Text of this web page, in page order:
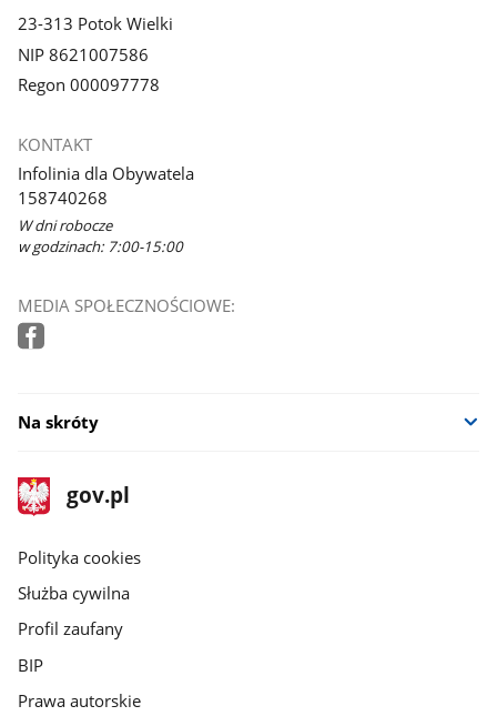
23-313 Potok Wielki
NIP 8621007586
Regon 000097778
KONTAKT
Infolinia dla Obywatela
158740268
W dni robocze
w godzinach: 7:00-15:00
MEDIA SPOŁECZNOŚCIOWE:
Na skróty
stopka
gov.pl
Strona
gov.pl
gov.pl
Polityka cookies
Służba cywilna
Profil zaufany
BIP
Prawa autorskie